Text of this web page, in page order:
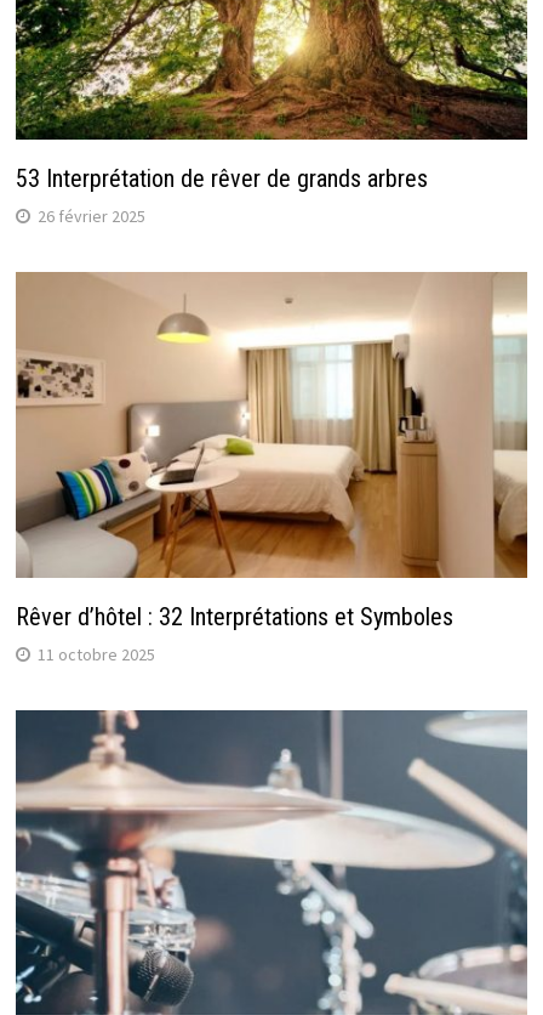
53 Interprétation de rêver de grands arbres
26 février 2025
Rêver d’hôtel : 32 Interprétations et Symboles
11 octobre 2025